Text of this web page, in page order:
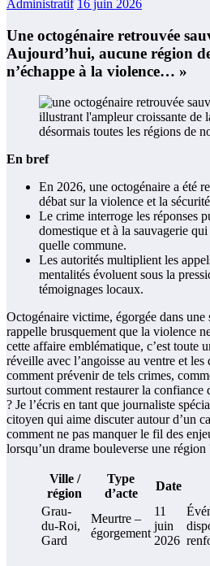
Administratif 16 juin 2026
Une octogénaire retrouvée
Aujourd’hui, aucune région
n’échappe à la violence… »
En bref
En 2026, une octogénaire a été
débat sur la violence et la
Le crime interroge les réponses
domestique et à la sauvagerie
quelle commune.
Les autorités multiplient les
mentalités évoluent sous la
témoignages locaux.
Octogénaire victime, égorgée dans une
rappelle brusquement que la violence
cette affaire emblématique, c’est toute
réveille avec l’angoisse au ventre et les
comment prévenir de tels crimes,
surtout comment restaurer la confiance
? Je l’écris en tant que journaliste
citoyen qui aime discuter autour d’un
comment ne pas manquer le fil des
lorsqu’un drame bouleverse une région
Ville /
région
Type
d’acte
Date
Grau-
du-Roi,
Gard
Meurtre –
égorgement
11
juin
2026